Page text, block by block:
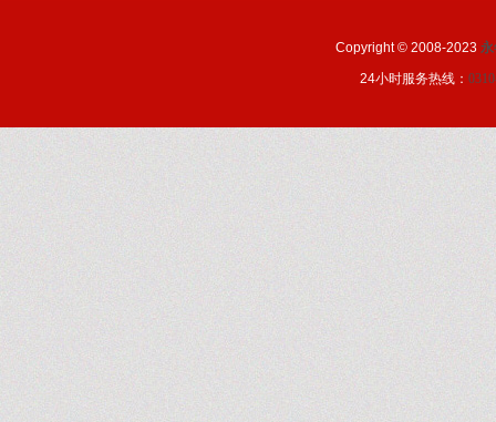
Copyright © 2008-2023
24小时服务热线：